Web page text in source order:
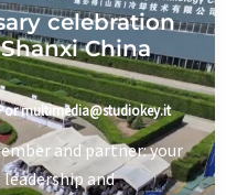
celebration
China
multimedia@studiokey.it
and partner: your
and